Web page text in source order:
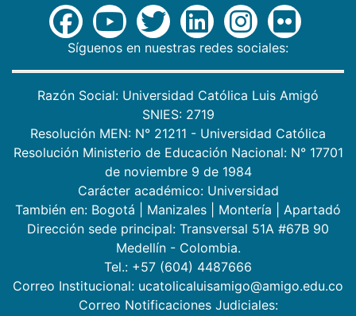
Síguenos en nuestras redes sociales:
Razón Social: Universidad Católica Luis Amigó
SNIES: 2719
Resolución MEN: N° 21211 - Universidad Católica
Resolución Ministerio de Educación Nacional: N° 17701
de noviembre 9 de 1984
Carácter académico: Universidad
También en: Bogotá Manizales Montería
Apartadó
Dirección sede principal: Transversal 51A #67B 90
Medellín - Colombia.
Tel.: +57 (604) 4487666
Correo Institucional: ucatolicaluisamigo@amigo.edu.co
Correo Notificaciones Judiciales: